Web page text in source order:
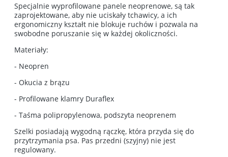
Specjalnie wyprofilowane panele neoprenowe, są tak
zaprojektowane, aby nie uciskały tchawicy, a ich
ergonomiczny kształt nie blokuje ruchów i pozwala na
swobodne poruszanie się w każdej okoliczności.
Materiały:
- Neopren
- Okucia z brązu
- Profilowane klamry Duraflex
- Taśma polipropylenowa, podszyta neoprenem
Szelki posiadają wygodną rączkę, która przyda się do
przytrzymania psa. Pas przedni (szyjny) nie jest
regulowany.